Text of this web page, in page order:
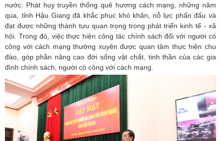
nước. Phát huy truyền thống quê hương cách mạng, những năm
qua, tỉnh Hậu Giang đã khắc phục khó khăn, nỗ lực phấn đấu và
đạt được những thành tựu quan trọng trong phát triển kinh tế - xã
hội. Trong đó, việc thực hiện công tác chính sách đối với người có
công với cách mạng thường xuyên được quan tâm thực hiện chu
đáo, góp phần nâng cao đời sống vật chất, tinh thần của các gia
đình chính sách, người có công với cách mạng.